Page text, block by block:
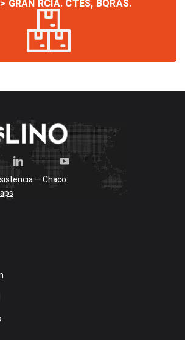
GRAN RCIA. CTES, BQRAS.
– Chaco